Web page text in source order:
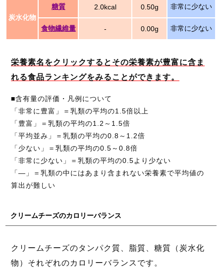
炭水化物
糖質 2.0kcal 0.50g 非常に少ない
食物繊維量 - 0.00g 非常に少ない
栄養素名をクリックするとその栄養素が豊富に含ま
れる食品ランキングをみることができます。
■含有量の評価・凡例について
「非常に豊富」＝乳類の平均の1.5倍以上
「豊富」＝乳類の平均の1.2～1.5倍
「平均並み」＝乳類の平均の0.8～1.2倍
「少ない」＝乳類の平均の0.5～0.8倍
「非常に少ない」＝乳類の平均の0.5より少ない
「―」＝乳類の中にはあまり含まれない栄養素で平均値の
算出が難しい
クリームチーズのカロリーバランス
クリームチーズのタンパク質、脂質、糖質（炭水化
物）それぞれのカロリーバランスです。